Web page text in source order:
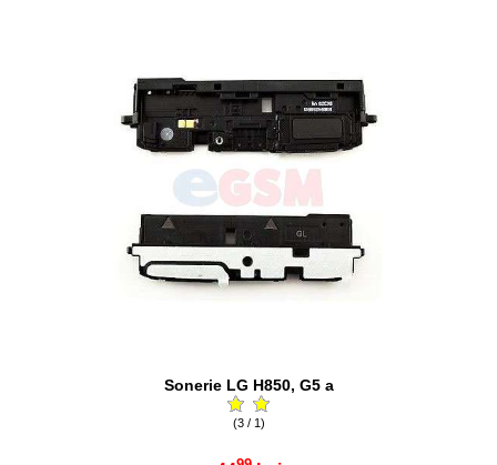
Sonerie LG H850, G5 a
(3 / 1)